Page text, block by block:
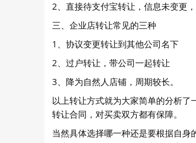
2、直接待支付宝转让，信息未变更
三、企业店转让常见的三种
1、协议变更转让到其他公司名下
2、过户转让，带公司一起转让
3、降为自然人店铺，周期较长。
以上转让方式就为大家简单的分析
转让合同，对买卖双方都有保障。
当然具体选择哪一种还是要根据自